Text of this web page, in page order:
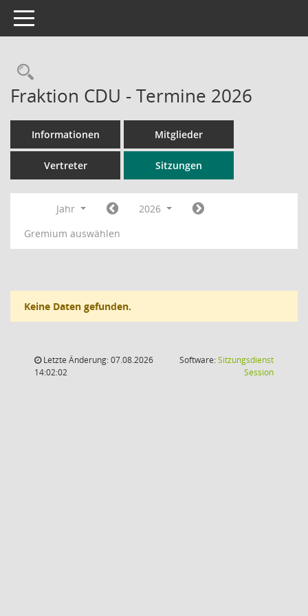
Toggle navigation
Rechercheauswahl
Fraktion CDU - Termine 2026
Informationen Mitglieder
Vertreter Sitzungen
Jahr
2026
Gremium auswählen
Keine Daten gefunden.
Letzte Änderung: 07.08.2026
14:02:02
Software:Sitzungsdienst
Session(Wird in